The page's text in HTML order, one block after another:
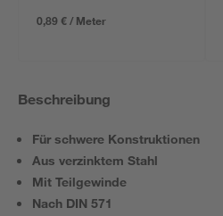
0,89 € / Meter
Beschreibung
Für schwere Konstruktionen
Aus verzinktem Stahl
Mit Teilgewinde
Nach DIN 571